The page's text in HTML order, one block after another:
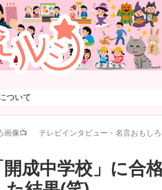
ついて
画像📺 テレビインタビュー・名言おもし
成中学校」に合